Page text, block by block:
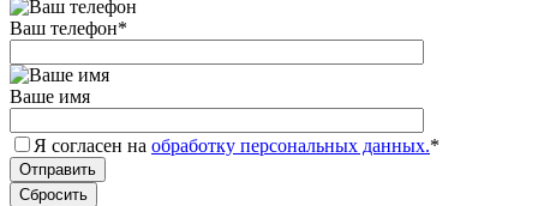
Ваш телефон*
Ваше имя
Я согласен на обработку персональных данных.*